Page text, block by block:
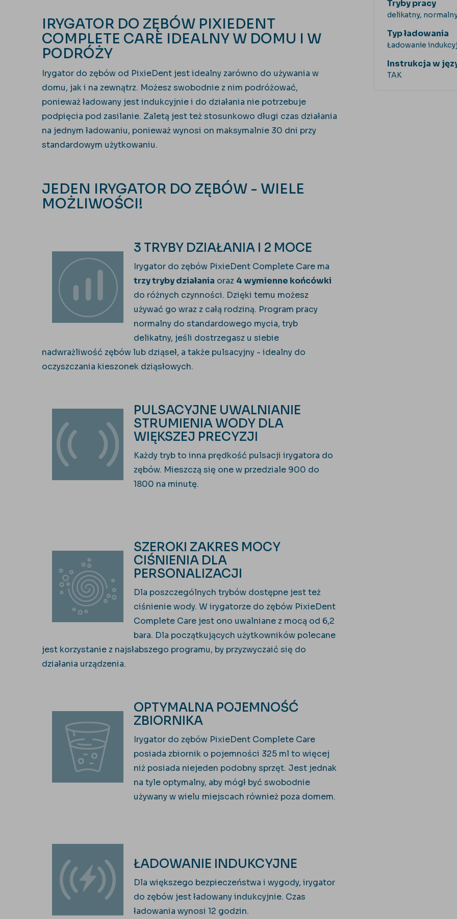
IRYGATOR DO ZĘBÓW PIXIEDENT
COMPLETE CARE IDEALNY W DOMU I W
PODRÓŻY
Irygator do zębów od PixieDent jest idealny zarówno do używania w
domu, jak i na zewnątrz. Możesz swobodnie z nim podróżować,
ponieważ ładowany jest indukcyjnie i do działania nie potrzebuje
podpięcia pod zasilanie. Zaletą jest też stosunkowo długi czas działania
na jednym ładowaniu, ponieważ wynosi on maksymalnie 30 dni przy
standardowym użytkowaniu.
JEDEN IRYGATOR DO ZĘBÓW - WIELE
MOŻLIWOŚCI!
3 TRYBY DZIAŁANIA I 2 MOCE
Irygator do zębów PixieDent Complete Care ma
trzy tryby działania oraz 4 wymienne końcówki
do różnych czynności. Dzięki temu możesz
używać go wraz z całą rodziną. Program pracy
normalny do standardowego mycia, tryb
delikatny, jeśli dostrzegasz u siebie
nadwrażliwość zębów lub dziąseł, a także pulsacyjny - idealny do
oczyszczania kieszonek dziąsłowych.
PULSACYJNE UWALNIANIE
STRUMIENIA WODY DLA
WIĘKSZEJ PRECYZJI
Każdy tryb to inna prędkość pulsacji irygatora do
zębów. Mieszczą się one w przedziale 900 do
1800 na minutę.
SZEROKI ZAKRES MOCY
CIŚNIENIA DLA
PERSONALIZACJI
Dla poszczególnych trybów dostępne jest też
ciśnienie wody. W irygatorze do zębów PixieDent
Complete Care jest ono uwalniane z mocą od 6,2
bara. Dla początkujących użytkowników polecane
jest korzystanie z najsłabszego programu, by przyzwyczaić się do
działania urządzenia.
OPTYMALNA POJEMNOŚĆ
ZBIORNIKA
Irygator do zębów PixieDent Complete Care
posiada zbiornik o pojemności 325 ml to więcej
niż posiada niejeden podobny sprzęt. Jest jednak
na tyle optymalny, aby mógł być swobodnie
używany w wielu miejscach również poza domem.
ŁADOWANIE INDUKCYJNE
Dla większego bezpieczeństwa i wygody, irygator
do zębów jest ładowany indukcyjnie. Czas
ładowania wynosi 12 godzin.
Tryby pracy
delikatny,
Typ ładowania
Ładowanie
Instrukcja w
TAK